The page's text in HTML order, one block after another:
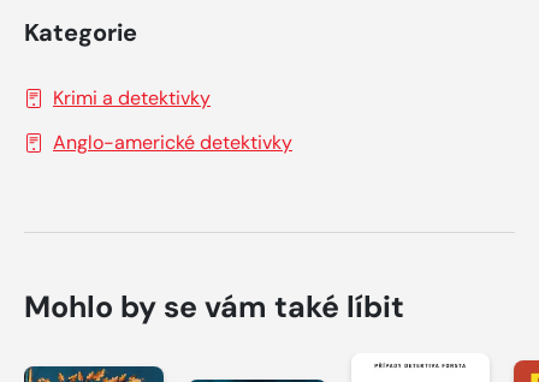
Kategorie
Krimi a detektivky
Anglo-americké detektivky
Mohlo by se vám také líbit